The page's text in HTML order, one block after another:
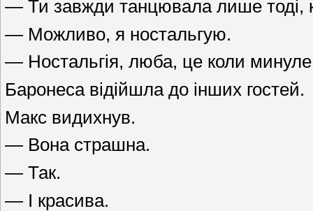
— Ти завжди танцювала лише тоді,
— Можливо, я ностальгую.
— Ностальгія, люба, це коли
Баронеса відійшла до інших гостей.
Макс видихнув.
— Вона страшна.
— Так.
— І красива.